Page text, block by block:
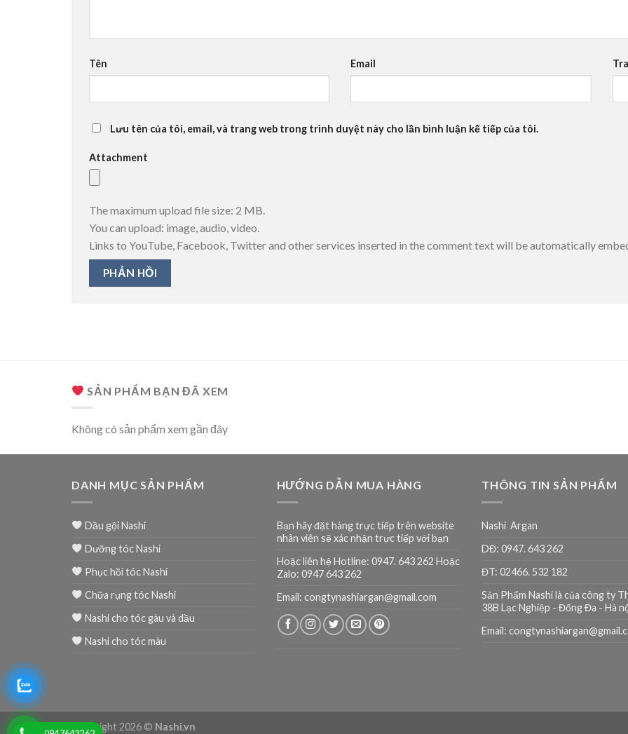
Tên Email
Lưu tên của tôi, email, và trang web trong trình duyệt này cho lần bình luận kế tiếp của tôi.
Attachment
The maximum upload file size: 2 MB.
You can upload: image,audio,video.
Links to YouTube, Facebook, Twitter and other services inserted in the comment text will be automatically
SẢN PHẨM BẠN ĐÃ XEM
Không có sản phẩm xem gần đây
DANH MỤC SẢN PHẨM
Dầu gội Nashi
Dưỡng tóc Nashi
Phục hồi tóc Nashi
Chữa rụng tóc Nashi
Nashi cho tóc gàu và dầu
Nashi cho tóc màu
HƯỚNG DẪN MUA HÀNG
Bạn hãy đặt hàng trực tiếp trên website
nhân viên sẽ xác nhận trực tiếp với bạn
Hoặc liên hệ Hotline: 0947. 643 262 Hoặc
Zalo: 0947 643 262
Email: congtynashiargan@gmail.com
THÔNG TIN SẢN PHẨM
Nashi Argan
DĐ: 0947. 643 262
ĐT: 02466. 532 182
Sản Phẩm Nashi là của công ty
38B Lạc Nghiệp - Đống Đa - Hà
Email:
Copyright 2026 © Nashi.vn